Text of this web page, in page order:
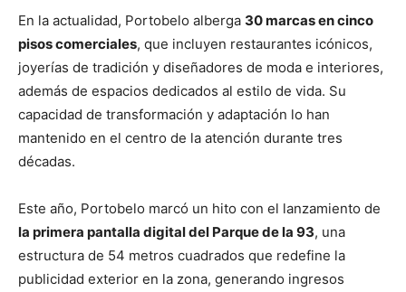
En la actualidad, Portobelo alberga 30 marcas en cinco
pisos comerciales, que incluyen restaurantes icónicos,
joyerías de tradición y diseñadores de moda e interiores,
además de espacios dedicados al estilo de vida. Su
capacidad de transformación y adaptación lo han
mantenido en el centro de la atención durante tres
décadas.
Este año, Portobelo marcó un hito con el lanzamiento de
la primera pantalla digital del Parque de la 93, una
estructura de 54 metros cuadrados que redefine la
publicidad exterior en la zona, generando ingresos